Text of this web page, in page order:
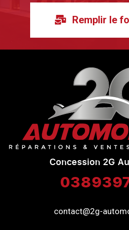
Remplir le
Concession 2G
contact@2g-